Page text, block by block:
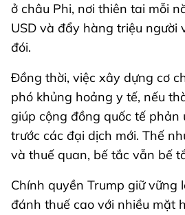
ở châu Phi, nơi thiên tai mỗi
USD và đẩy hàng triệu người
đói.
Đồng thời, việc xây dựng cơ
phó khủng hoảng y tế, nếu
giúp cộng đồng quốc tế phản
trước các đại dịch mới. Thế
và thuế quan, bế tắc vẫn bế
Chính quyền Trump giữ vững
đánh thuế cao với nhiều mặt